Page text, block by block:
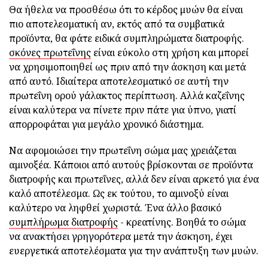
Θα ήθελα να προσθέσω ότι το κέρδος μυών θα είναι
πιο αποτελεσματική αν, εκτός από τα συμβατικά
προϊόντα, θα φάτε ειδικά συμπληρώματα διατροφής.
σκόνες πρωτεΐνης είναι εύκολο στη χρήση και μπορεί
να χρησιμοποιηθεί ως πριν από την άσκηση και μετά
από αυτό. Ιδιαίτερα αποτελεσματικό σε αυτή την
πρωτεΐνη ορού γάλακτος περίπτωση. Αλλά καζεΐνης
είναι καλύτερα να πίνετε πριν πάτε για ύπνο, γιατί
απορροφάται για μεγάλο χρονικό διάστημα.
Να αφομοιώσει την πρωτεΐνη σώμα μας χρειάζεται
αμινοξέα. Κάποιοι από αυτούς βρίσκονται σε προϊόντα
διατροφής και πρωτεΐνες, αλλά δεν είναι αρκετό για ένα
καλό αποτέλεσμα. Ως εκ τούτου, το αμινοξύ είναι
καλύτερο να ληφθεί χωριστά. Ένα άλλο βασικό
συμπλήρωμα διατροφής - κρεατίνης. Βοηθά το σώμα
να ανακτήσει γρηγορότερα μετά την άσκηση, έχει
ευεργετικά αποτελέσματα για την ανάπτυξη των μυών.